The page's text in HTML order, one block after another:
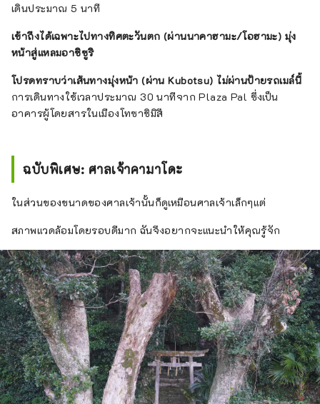
เดินประมาณ 5 นาที
เข้าถึงได้เฉพาะไปทางทิศตะวันตก (ผ่านนาคาฮามะ/โอฮามะ) มุ่ง
หน้าสู่แหลมอาชิซูริ
โปรดทราบว่าเส้นทางมุ่งหน้า (ผ่าน Kubotsu) ไม่ผ่านป้ายรถเมล์นี้
การเดินทางใช้เวลาประมาณ 30 นาทีจาก Plaza Pal ซึ่งเป็น
อาคารผู้โดยสารในเมืองโทซาชิมิสึ
ฉบับพิเศษ: ศาลเจ้าคามาโดะ
ในส่วนของขนาดของศาลเจ้านั้นก็ดูเหมือนศาลเจ้าเล็กๆแต่
สภาพแวดล้อมโดยรอบดีมาก ฉันจึงอยากจะแนะนำให้คุณรู้จัก